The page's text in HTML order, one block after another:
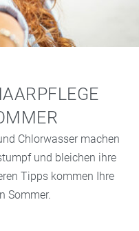
Chlorwasser machen
und bleichen ihre
Tipps kommen Ihre
Sommer.